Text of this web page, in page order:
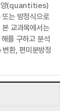
양(quantities)
는 방정식으로
교과목에서는
를 구하고 분석
환, 편미분방정